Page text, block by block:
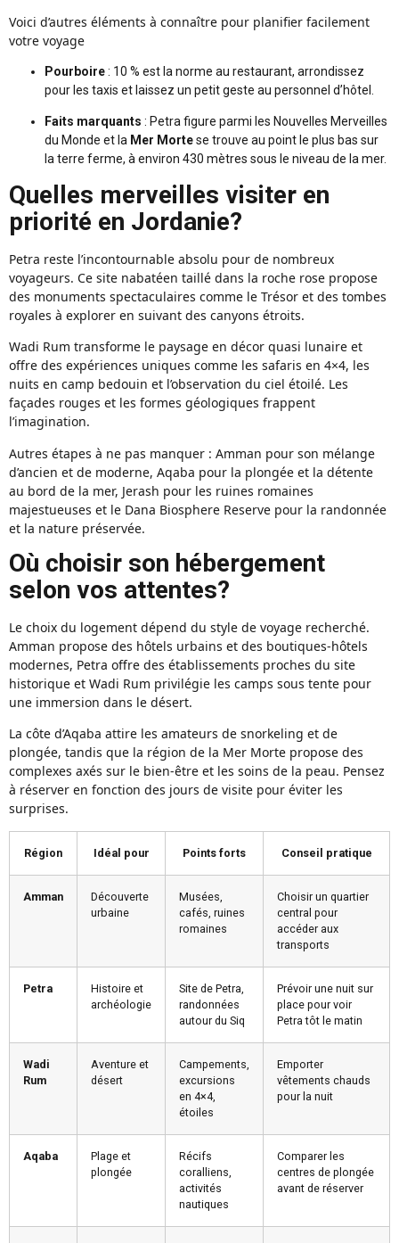
Voici d’autres éléments à connaître pour planifier facilement
votre voyage
Pourboire: 10 % est la norme au restaurant, arrondissez
pour les taxis et laissez un petit geste au personnel d’hôtel.
Faits marquants : Petra figure parmi les Nouvelles Merveilles
du Monde et la Mer Mortese trouve au point le plus bas sur
la terre ferme, à environ 430 mètres sous le niveau de la mer.
Quelles merveilles visiter en
priorité en Jordanie?
Petra reste l’incontournable absolu pour de nombreux
voyageurs. Ce site nabatéen taillé dans la roche rose propose
des monuments spectaculaires comme le Trésor et des tombes
royales à explorer en suivant des canyons étroits.
Wadi Rum transforme le paysage en décor quasi lunaire et
offre des expériences uniques comme les safaris en 4×4, les
nuits en camp bedouin et l’observation du ciel étoilé. Les
façades rouges et les formes géologiques frappent
l’imagination.
Autres étapes à ne pas manquer : Amman pour son mélange
d’ancien et de moderne, Aqaba pour la plongée et la détente
au bord de la mer, Jerash pour les ruines romaines
majestueuses et le Dana Biosphere Reserve pour la randonnée
et la nature préservée.
Où choisir son hébergement
selon vos attentes?
Le choix du logement dépend du style de voyage recherché.
Amman propose des hôtels urbains et des boutiques-hôtels
modernes, Petra offre des établissements proches du site
historique et Wadi Rum privilégie les camps sous tente pour
une immersion dans le désert.
La côte d’Aqaba attire les amateurs de snorkeling et de
plongée, tandis que la région de la Mer Morte propose des
complexes axés sur le bien-être et les soins de la peau. Pensez
à réserver en fonction des jours de visite pour éviter les
surprises.
Région Idéal pour Points forts Conseil pratique
Amman
Découverte
urbaine
Musées,
cafés, ruines
romaines
Choisir un quartier
central pour
accéder aux
transports
Petra
Histoire et
archéologie
Site de Petra,
randonnées
autour du Siq
Prévoir une nuit sur
place pour voir
Petra tôt le matin
Wadi
Rum
Aventure et
désert
Campements,
excursions
en 4×4,
étoiles
Emporter
vêtements chauds
pour la nuit
Aqaba
Plage et
plongée
Récifs
coralliens,
activités
nautiques
Comparer les
centres de plongée
avant de réserver